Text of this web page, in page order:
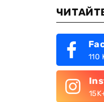
110